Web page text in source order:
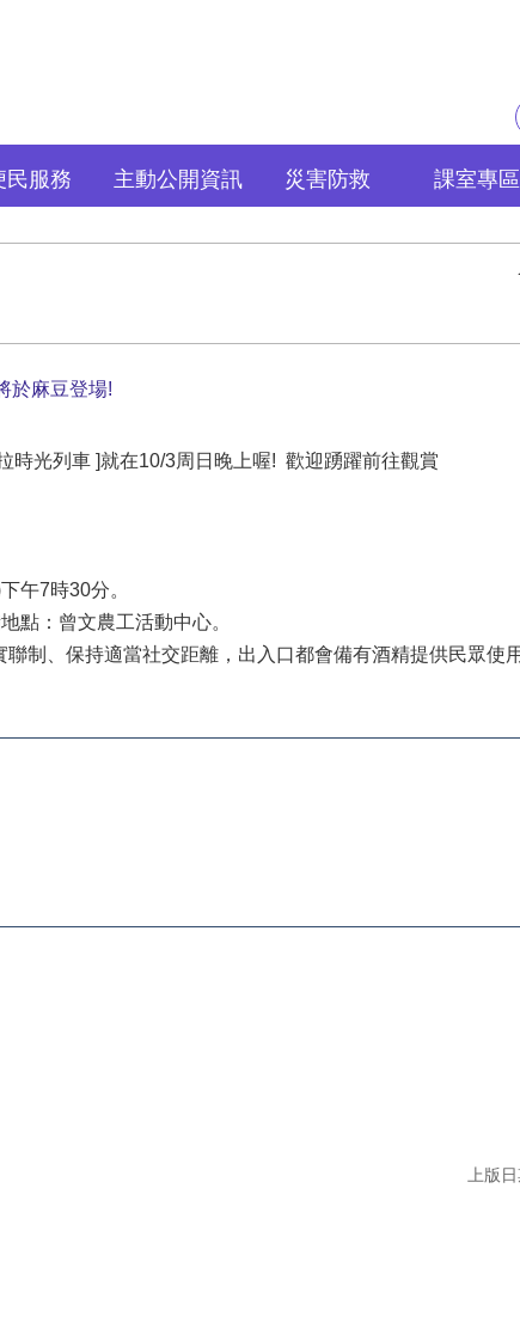
民服務 主動公開資訊 災害防救 課室專區
於麻豆登場!
時光列車 ]就在10/3周日晚上喔! 歡迎踴躍前往觀賞
午7時30分。
點：曾文農工活動中心。
制、保持適當社交距離，出入口都會備有酒精提供民眾使
上版